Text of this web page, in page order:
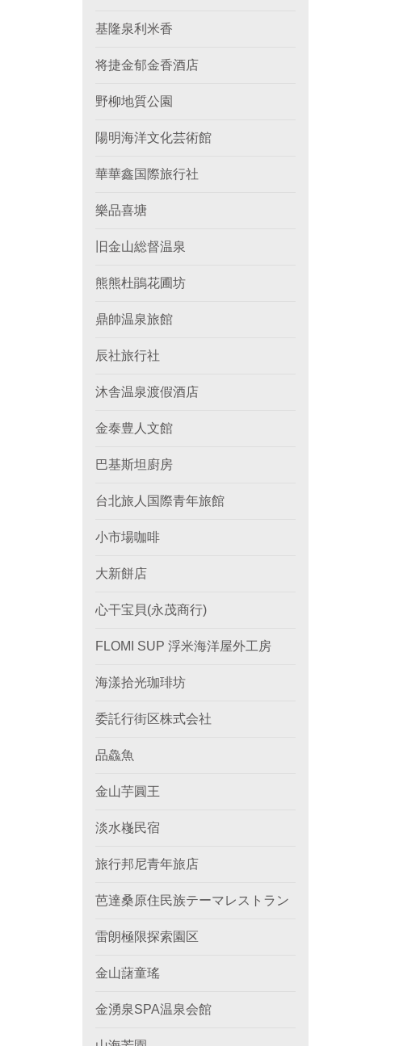
基隆泉利米香
将捷金郁金香酒店
野柳地質公園
陽明海洋文化芸術館
華華鑫国際旅行社
樂品喜塘
旧金山総督温泉
熊熊杜鵑花圃坊
鼎帥温泉旅館
辰社旅行社
沐舎温泉渡假酒店
金泰豊人文館
巴基斯坦廚房
台北旅人国際青年旅館
小市場咖啡
大新餅店
心干宝貝(永茂商行)
FLOMI SUP 浮米海洋屋外工房
海漾拾光珈琲坊
委託行街区株式会社
品鱻魚
金山芋圓王
淡水嶘民宿
旅行邦尼青年旅店
芭達桑原住民族テーマレストラン
雷朗極限探索園区
金山藷童瑤
金湧泉SPA温泉会館